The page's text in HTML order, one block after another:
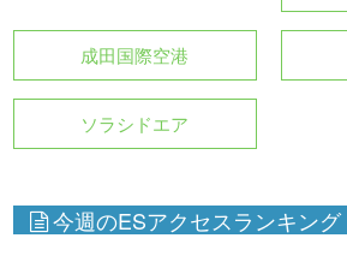
成田国際空港
ソラシドエア
今週のESアクセスランキング